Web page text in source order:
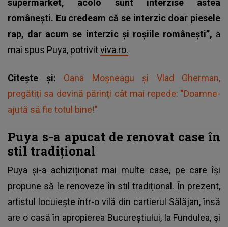
românești. Eu credeam că se interzic doar piesele
rap, dar acum se interzic și roșiile românești”, a
mai spus Puya, potrivitviva.ro.
Citește și: Oana Moșneagu și Vlad Gherman,
pregătiți sa devină părinți cât mai repede: "Doamne-
ajută să fie totul bine!"
Puya s-a apucat de renovat case în
stil tradițional
Puya și-a achiziționat mai multe case, pe care își
propune să le renoveze în stil tradițional. În prezent,
artistul locuiește într-o vilă din cartierul Sălăjan, însă
are o casă în apropierea Bucureștiului, la Fundulea, și